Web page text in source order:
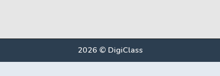
2026 © DigiClass